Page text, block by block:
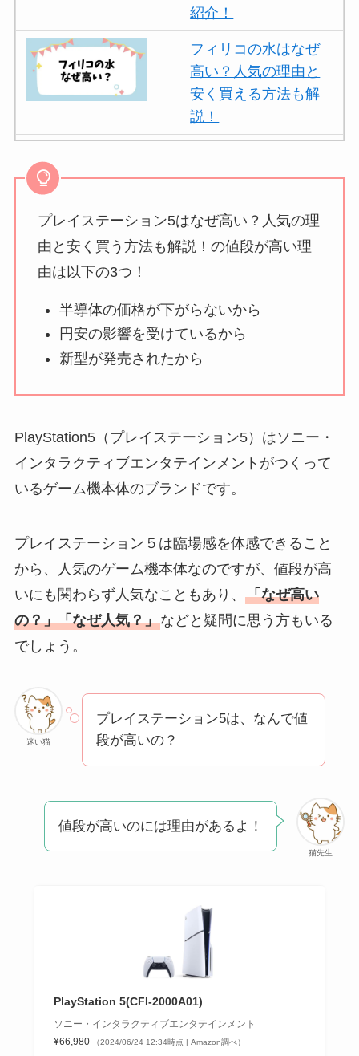
紹介！
フィリコの水はなぜ
高い？人気の理由と
安く買える方法も解
説！
ンはなぜ人気？3つの
を紹介！
パリミキの値段が高
気？安く買う方法も
THE STEM CELL フ
想夫恋はなぜ高い？
アレクサンドルドゥ
パリはなぜ高い？な
ぜ人気？安く買える
テはなぜ高い？なぜ
人気？安く買える方
なぜ高い？なぜ人
気？安く買える方法
の理由と安く買える
方法も解説！
プレイステーション5はなぜ高い？人気の理
由と安く買う方法も解説！の値段が高い理
由は以下の3つ！
半導体の価格が下がらないから
円安の影響を受けているから
新型が発売されたから
PlayStation5（プレイステーション5）はソニー・
インタラクティブエンタテインメントがつくって
いるゲーム機本体のブランドです。
プレイステーション５は臨場感を体感できること
から、人気のゲーム機本体なのですが、値段が高
いにも関わらず人気なこともあり、 「なぜ高い
の？」「なぜ人気？」などと疑問に思う方もいる
でしょう。
迷い猫
プレイステーション5は、なんで値
段が高いの？
猫先生
値段が高いのには理由があるよ！
PlayStation 5(CFI-2000A01)
ソニー・インタラクティブエンタテインメント
¥66,980
（2024/06/24 12:34時点 | Amazon調べ）